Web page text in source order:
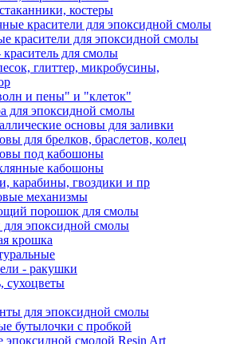
костеры
красители для эпоксидной смолы
красители для эпоксидной смолы
для смолы
глиттер, микробусины,
и пены" и "клеток"
для эпоксидной смолы
основы для заливки
для брелков, браслетов, колец
под кабошоны
кабошоны
карабины, гвоздики и пр
механизмы
порошок для смолы
для эпоксидной смолы
крошка
- ракушки
сухоцветы
для эпоксидной смолы
бутылочки с пробкой
эпоксидной смолой Resin Art